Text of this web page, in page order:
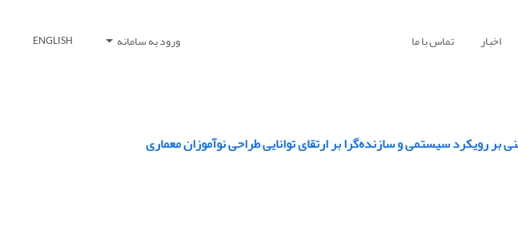
اخبار تماس با ما ورود به سامانه ENGLISH
رویکرد سیستمی و سازنده‌گرا بر ارتقای توانایی طراحی نوآموزان معماری